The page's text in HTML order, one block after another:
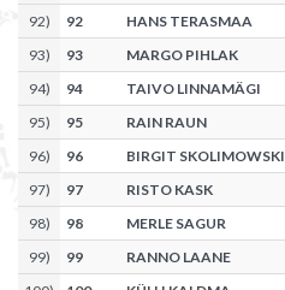
92) 92 HANS TERASMAA
93) 93 MARGO PIHLAK
94) 94 TAIVO LINNAMÄGI
95) 95 RAIN RAUN
96) 96 BIRGIT SKOLIMOWSKI
97) 97 RISTO KASK
98) 98 MERLE SAGUR
99) 99 RANNO LAANE